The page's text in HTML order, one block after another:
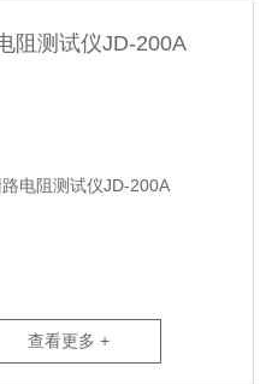
阻测试仪JD-200A
查看更多 +